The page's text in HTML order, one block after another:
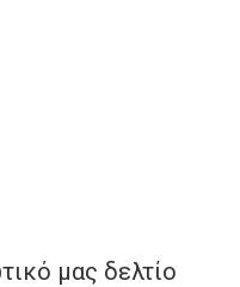
μας δελτίο